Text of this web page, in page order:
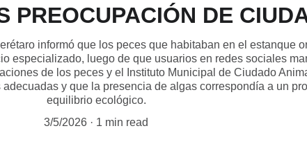
PREOCUPACIÓN DE
informó que los peces que habitaban en el estanque
especializado, luego de que usuarios en redes sociales
de los peces y el Instituto Municipal de Ciudado
y que la presencia de algas correspondía a un
equilibrio ecológico.
3/5/2026
1 min read